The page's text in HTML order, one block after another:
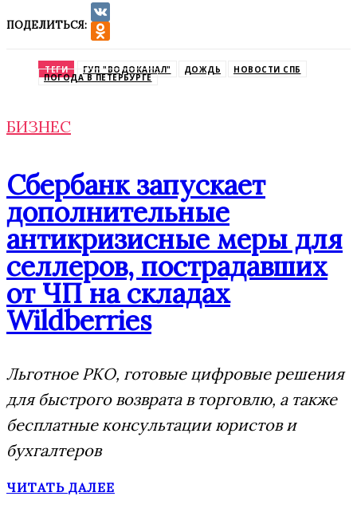
ПОДЕЛИТЬСЯ:
VK
ТЕГИ ГУП "ВОДОКАНАЛ" ДОЖДЬ НОВОСТИ СПБ
ПОГОДА В ПЕТЕРБУРГЕ
БИЗНЕС
Сбербанк запускает
дополнительные
антикризисные меры для
селлеров, пострадавших
от ЧП на складах
Wildberries
Льготное РКО, готовые цифровые решения
для быстрого возврата в торговлю, а также
бесплатные консультации юристов и
бухгалтеров
ЧИТАТЬ ДАЛЕЕ